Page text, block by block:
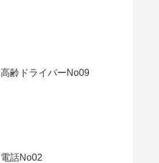
高齢ドライバーNo09
電話No02